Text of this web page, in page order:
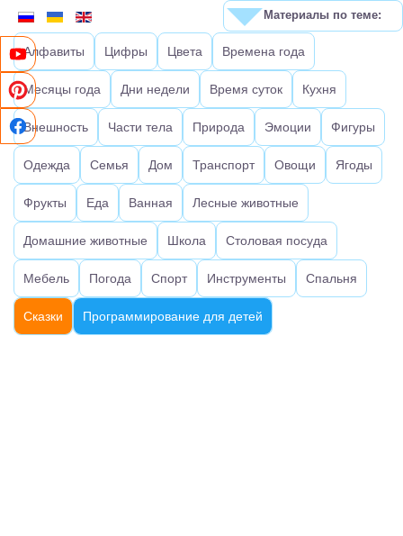
Алфавиты Цифры Цвета Времена года
Месяцы года Дни недели Время суток Кухня
Внешность Части тела Природа Эмоции Фигуры
Одежда Семья Дом Транспорт Овощи Ягоды
Фрукты Еда Ванная Лесные животные
Домашние животные Школа Столовая посуда
Мебель Погода Спорт Инструменты Спальня
Сказки Программирование для детей
Материалы по теме: